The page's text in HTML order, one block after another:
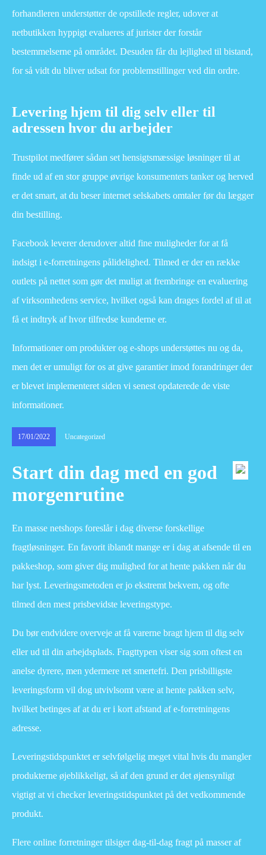
forhandleren understøtter de opstillede regler, udover at
netbutikken hyppigt evalueres af jurister der forstår
bestemmelserne på området. Desuden får du lejlighed til bistand,
for så vidt du bliver udsat for problemstillinger ved din ordre.
Levering hjem til dig selv eller til
adressen hvor du arbejder
Trustpilot medfører sådan set hensigtsmæssige løsninger til at
finde ud af en stor gruppe øvrige konsumenters tanker og herved
er det smart, at du beser internet selskabets omtaler før du lægger
din bestilling.
Facebook leverer derudover altid fine muligheder for at få
indsigt i e-forretningens pålidelighed. Tilmed er der en række
outlets på nettet som gør det muligt at frembringe en evaluering
af virksomhedens service, hvilket også kan drages fordel af til at
få et indtryk af hvor tilfredse kunderne er.
Informationer om produkter og e-shops understøttes nu og da,
men det er umuligt for os at give garantier imod forandringer der
er blevet implementeret siden vi senest opdaterede de viste
informationer.
17/01/2022 Uncategorized
Start din dag med en god
morgenrutine
En masse netshops foreslår i dag diverse forskellige
fragtløsninger. En favorit iblandt mange er i dag at afsende til en
pakkeshop, som giver dig mulighed for at hente pakken når du
har lyst. Leveringsmetoden er jo ekstremt bekvem, og ofte
tilmed den mest prisbevidste leveringstype.
Du bør endvidere overveje at få varerne bragt hjem til dig selv
eller ud til din arbejdsplads. Fragttypen viser sig som oftest en
anelse dyrere, men ydermere ret smertefri. Den prisbilligste
leveringsform vil dog utvivlsomt være at hente pakken selv,
hvilket betinges af at du er i kort afstand af e-forretningens
adresse.
Leveringstidspunktet er selvfølgelig meget vital hvis du mangler
produkterne øjeblikkeligt, så af den grund er det øjensynligt
vigtigt at vi checker leveringstidspunktet på det vedkommende
produkt.
Flere online forretninger tilsiger dag-til-dag fragt på masser af